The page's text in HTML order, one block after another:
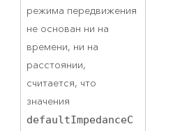
режима передвижения
не основан ни на
времени, ни на
расстоянии,
считается, что
значения
defaultImpedanceC